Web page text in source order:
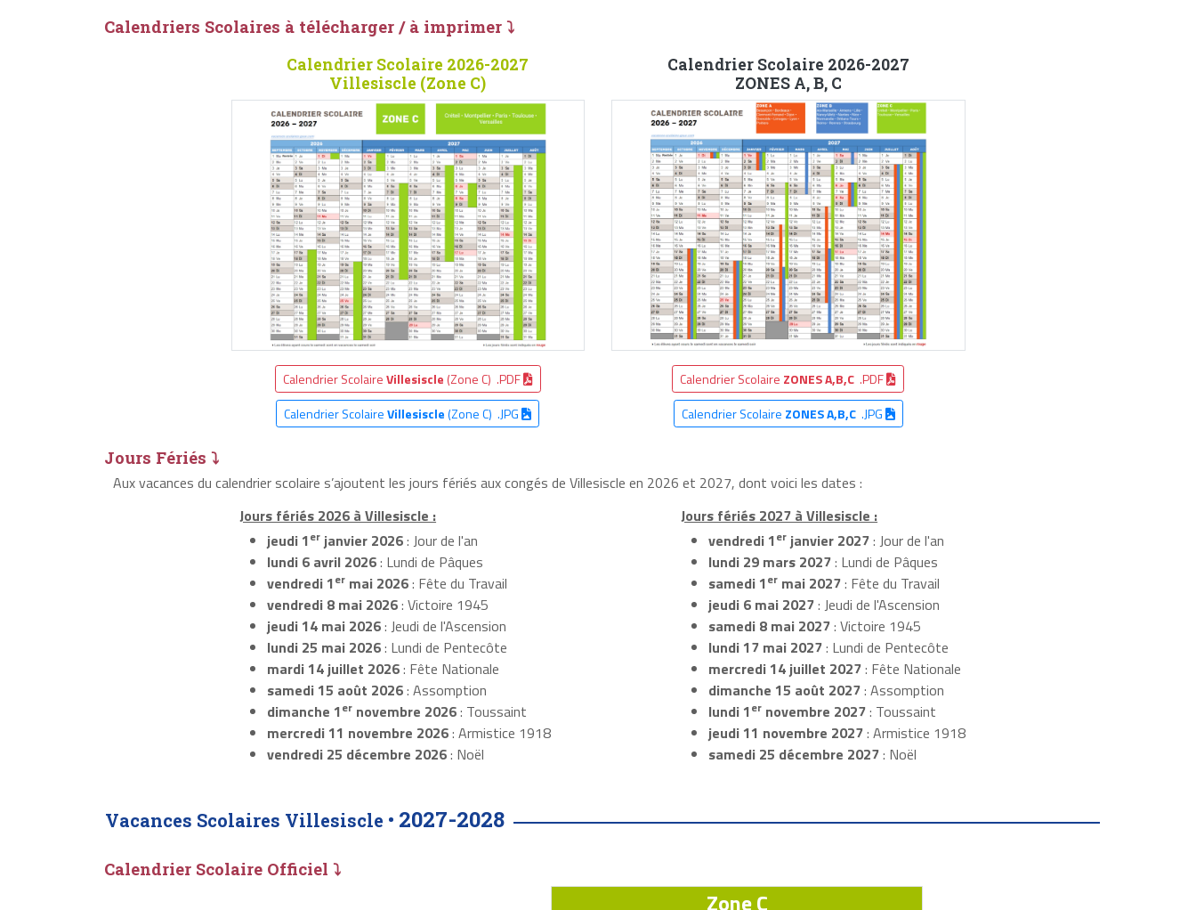
Calendriers Scolaires à télécharger / à imprimer ⤵
Calendrier Scolaire 2026-2027
Villesiscle (Zone C)
Calendrier ScolaireVillesiscle (Zone C) .PDF
Calendrier ScolaireVillesiscle(Zone C) .JPG
Calendrier Scolaire 2026-2027
ZONES A, B, C
Calendrier Scolaire ZONES A,B,C .PDF
Calendrier Scolaire ZONES A,B,C.JPG
Jours Fériés ⤵
Aux vacances du calendrier scolaire s’ajoutent les jours fériés aux congés de Villesiscle en 2026 et 2027, dont voici les dates :
Jours fériés 2026 à Villesiscle :
jeudi 1erjanvier 2026: Jour de l'an
lundi 6 avril 2026: Lundi de Pâques
vendredi 1ermai 2026: Fête du Travail
vendredi 8 mai 2026: Victoire 1945
jeudi 14 mai 2026: Jeudi de l'Ascension
lundi 25 mai 2026: Lundi de Pentecôte
mardi 14 juillet 2026: Fête Nationale
samedi 15 août 2026: Assomption
dimanche 1ernovembre 2026: Toussaint
mercredi 11 novembre 2026: Armistice 1918
vendredi 25 décembre 2026: Noël
Jours fériés 2027 à Villesiscle :
vendredi 1erjanvier 2027: Jour de l'an
lundi 29 mars 2027: Lundi de Pâques
samedi 1ermai 2027: Fête du Travail
jeudi 6 mai 2027: Jeudi de l'Ascension
samedi 8 mai 2027: Victoire 1945
lundi 17 mai 2027: Lundi de Pentecôte
mercredi 14 juillet 2027: Fête Nationale
dimanche 15 août 2027: Assomption
lundi 1ernovembre 2027: Toussaint
jeudi 11 novembre 2027: Armistice 1918
samedi 25 décembre 2027: Noël
Vacances Scolaires Villesiscle • 2027-2028
Calendrier Scolaire Officiel ⤵
Zone C